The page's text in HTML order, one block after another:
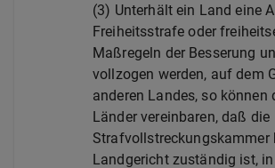
(3) Unterhält ein Land eine
Freiheitsstrafe oder
Maßregeln der Besserung
vollzogen werden, auf dem
anderen Landes, so können
Länder vereinbaren, daß die
Strafvollstreckungskammer
Landgericht zuständig ist,